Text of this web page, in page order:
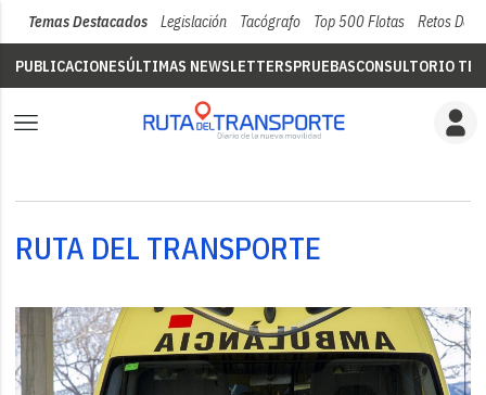
Temas Destacados Legislación Tacógrafo Top 500 Flotas Retos Del
PUBLICACIONESÚLTIMAS NEWSLETTERSPRUEBASCONSULTORIO
RUTA DEL TRANSPORTE